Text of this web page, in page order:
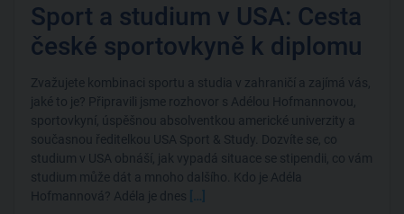
Sport a studium v USA: Cesta
české sportovkyně k diplomu
Zvažujete kombinaci sportu a studia v zahraničí a zajímá vás,
jaké to je? Připravili jsme rozhovor s Adélou Hofmannovou,
sportovkyní, úspěšnou absolventkou americké univerzity a
současnou ředitelkou USA Sport & Study. Dozvíte se, co
studium v USA obnáší, jak vypadá situace se stipendii, co vám
studium může dát a mnoho dalšího. Kdo je Adéla
Hofmannová? Adéla je dnes […]